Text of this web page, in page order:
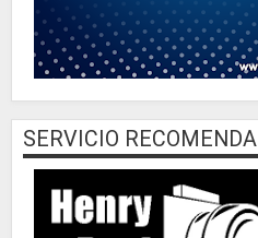
SERVICIO